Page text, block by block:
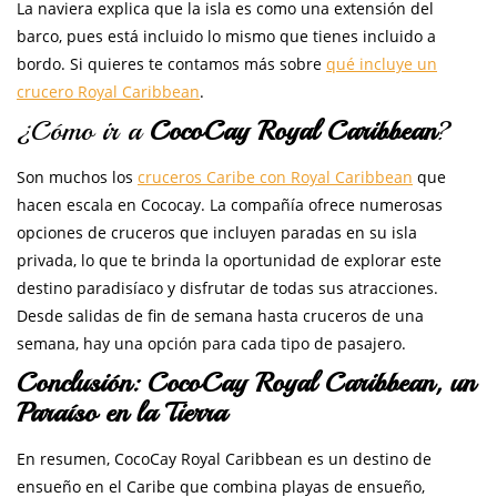
La naviera explica que la isla es como una extensión del
barco, pues está incluido lo mismo que tienes incluido a
bordo. Si quieres te contamos más sobre qué incluye un
crucero Royal Caribbean.
¿Cómo ir aCocoCay Royal Caribbean?
Son muchos los cruceros Caribe con Royal Caribbean que
hacen escala en Cococay. La compañía ofrece numerosas
opciones de cruceros que incluyen paradas en su isla
privada, lo que te brinda la oportunidad de explorar este
destino paradisíaco y disfrutar de todas sus atracciones.
Desde salidas de fin de semana hasta cruceros de una
semana, hay una opción para cada tipo de pasajero.
Conclusión: CocoCay Royal Caribbean, un
Paraíso en la Tierra
En resumen, CocoCay Royal Caribbean es un destino de
ensueño en el Caribe que combina playas de ensueño,